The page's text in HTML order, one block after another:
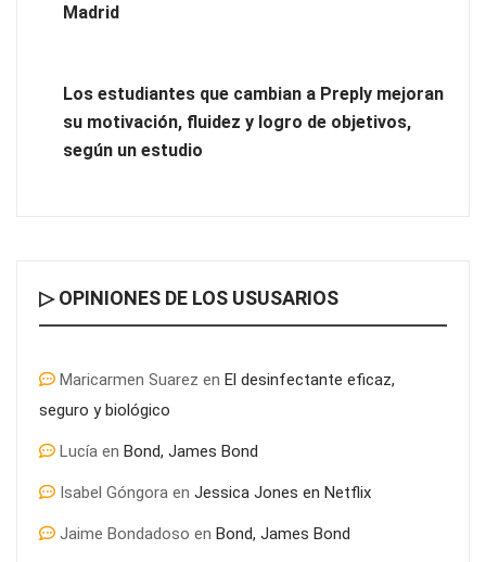
Comprar calcetines de ciclismo de invierno: guía para elegir
Madrid
Los estudiantes que cambian a Preply mejoran
su motivación, fluidez y logro de objetivos,
según un estudio
▷ OPINIONES DE LOS USUSARIOS
Maricarmen Suarez en El desinfectante eficaz,
seguro y biológico
Lucía en Bond, James Bond
Isabel Góngora en Jessica Jones en Netflix
Jaime Bondadoso en Bond, James Bond